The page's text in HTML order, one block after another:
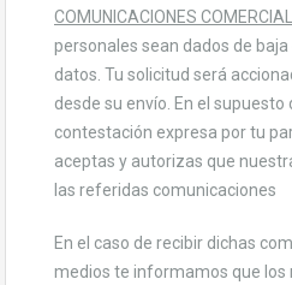
COMUNICACIONES
personales sean dados de
datos. Tu solicitud será
desde su envío. En el
contestación expresa por tu
aceptas y autorizas que
las referidas comunicaciones
En el caso de recibir dichas
medios te informamos que los